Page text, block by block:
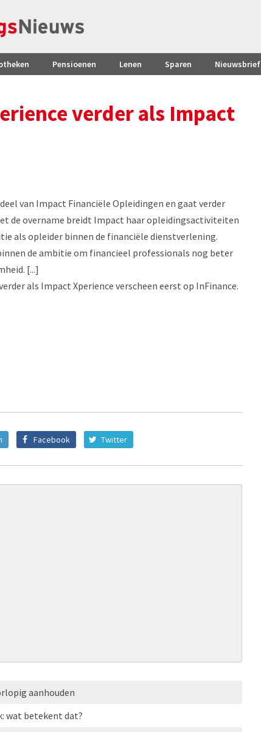
Pensioenen Lenen Sparen Nieuwsbrief
verder als Impact
van Impact Financiële Opleidingen en gaat verder
de overname breidt Impact haar opleidingsactiviteiten
als opleider binnen de financiële dienstverlening.
de ambitie om financieel professionals nog beter
[...]
als Impact Xperience verscheen eerst op InFinance.
Facebook Twitter
aanhouden
wat betekent dat?